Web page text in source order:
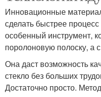
Инновационные
сделать быстрее
особенный инструмент,
поролоновую полоску, а
Она даст возможность
стекло без больших
Достаточно просто.